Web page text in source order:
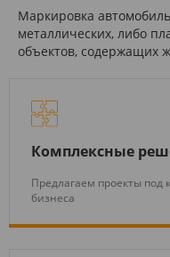
Маркировка
металлических, либо
объектов, содержащих
Комплексные
Предлагаем проекты
бизнеса